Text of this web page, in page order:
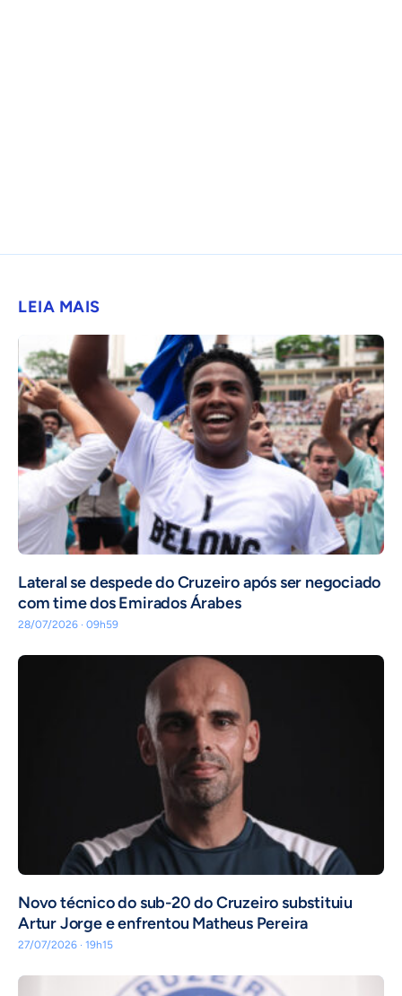
LEIA MAIS
Lateral se despede do Cruzeiro após ser negociado
com time dos Emirados Árabes
28/07/2026 · 09h59
Novo técnico do sub-20 do Cruzeiro substituiu
Artur Jorge e enfrentou Matheus Pereira
27/07/2026 · 19h15